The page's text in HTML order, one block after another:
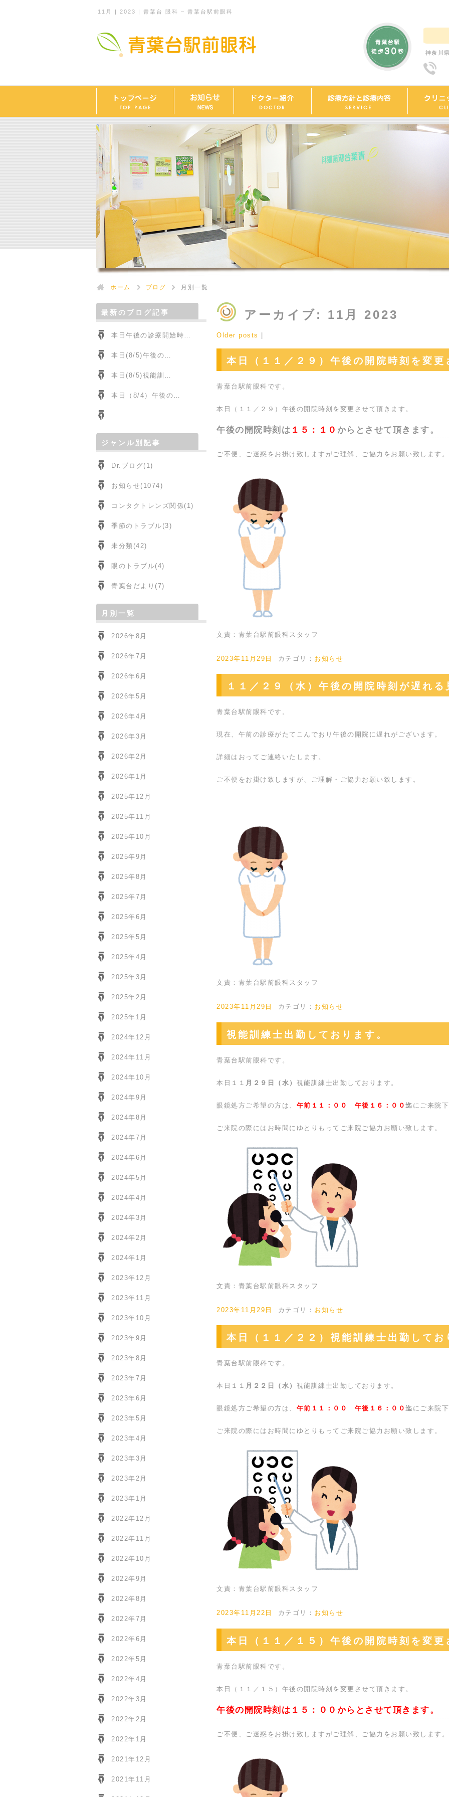
11月 | 2023 | 青葉台 眼科 – 青葉台駅前眼科
神奈川
ホーム ブログ 月別一覧
アーカイブ: 11月 2023
Older posts
本日（１１／２９）午後の開院時刻を変
青葉台駅前眼科です。
本日（１１／２９）午後の開院時刻を変更させて頂きます。
午後の開院時刻は １５：１０ からとさせて頂きます。
ご不便、ご迷惑をお掛け致しますがご理解、ご協力をお願い致します。
文責：青葉台駅前眼科スタッフ
2023年11月29日 カテゴリ： お知らせ
１１／２９（水）午後の開院時刻が遅れ
青葉台駅前眼科です。
現在、午前の診療がたてこんでおり午後の開院に遅れがございます。
詳細はおってご連絡いたします。
ご不便をお掛け致しますが、ご理解・ご協力お願い致します。
文責：青葉台駅前眼科スタッフ
2023年11月29日 カテゴリ： お知らせ
視能訓練士出勤しております。
青葉台駅前眼科です。
本日１１ 月２９日（水） 視能訓練士出勤しております。
眼鏡処方ご希望の方は、 午前１１：００ 午後１６：００ 迄 にご来院
ご来院の際にはお時間にゆとりもってご来院ご協力お願い致します。
文責：青葉台駅前眼科スタッフ
2023年11月29日 カテゴリ： お知らせ
本日（１１／２２）視能訓練士出勤してお
青葉台駅前眼科です。
本日１１ 月２２日（水） 視能訓練士出勤しております。
眼鏡処方ご希望の方は、 午前１１：００ 午後１６：００ 迄 にご来院
ご来院の際にはお時間にゆとりもってご来院ご協力お願い致します。
文責：青葉台駅前眼科スタッフ
2023年11月22日 カテゴリ： お知らせ
本日（１１／１５）午後の開院時刻を変
青葉台駅前眼科です。
本日（１１／１５）午後の開院時刻を変更させて頂きます。
午後の開院時刻は１５：００からとさせて頂きます。
ご不便、ご迷惑をお掛け致しますがご理解、ご協力をお願い致します。
最新のブログ記事
本日午後の診療開始時…
本日(8/5)午後の…
本日(8/5)視能訓…
本日（8/4）午後の…
ジャンル別記事
Dr.ブログ(1)
お知らせ(1074)
コンタクトレンズ関係(1)
季節のトラブル(3)
未分類(42)
眼のトラブル(4)
青葉台だより(7)
月別一覧
2026年8月
2026年7月
2026年6月
2026年5月
2026年4月
2026年3月
2026年2月
2026年1月
2025年12月
2025年11月
2025年10月
2025年9月
2025年8月
2025年7月
2025年6月
2025年5月
2025年4月
2025年3月
2025年2月
2025年1月
2024年12月
2024年11月
2024年10月
2024年9月
2024年8月
2024年7月
2024年6月
2024年5月
2024年4月
2024年3月
2024年2月
2024年1月
2023年12月
2023年11月
2023年10月
2023年9月
2023年8月
2023年7月
2023年6月
2023年5月
2023年4月
2023年3月
2023年2月
2023年1月
2022年12月
2022年11月
2022年10月
2022年9月
2022年8月
2022年7月
2022年6月
2022年5月
2022年4月
2022年3月
2022年2月
2022年1月
2021年12月
2021年11月